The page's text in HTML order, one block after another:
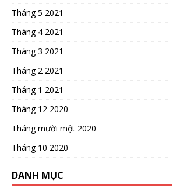
Tháng 5 2021
Tháng 4 2021
Tháng 3 2021
Tháng 2 2021
Tháng 1 2021
Tháng 12 2020
Tháng mười một 2020
Tháng 10 2020
DANH MỤC